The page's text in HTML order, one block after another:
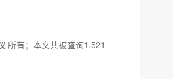
所有；本文共被查询1,521